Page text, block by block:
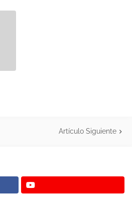
Artículo Siguiente